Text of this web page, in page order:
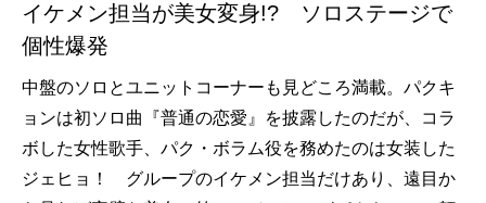
イケメン担当が美女変身!? ソロステージで
個性爆発
中盤のソロとユニットコーナーも見どころ満載。パクキ
ョンは初ソロ曲『普通の恋愛』を披露したのだが、コラ
ボした女性歌手、パク・ボラム役を務めたのは女装した
ジェヒョ！ グループのイケメン担当だけあり、遠目か